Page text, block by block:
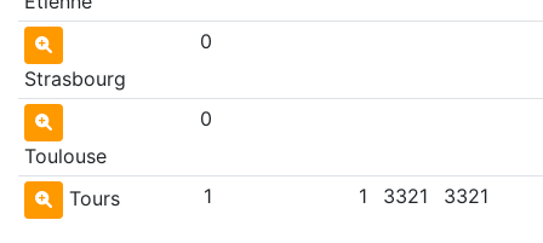
Strasbourg
0
Toulouse
0
Tours 1 1 3321 3321